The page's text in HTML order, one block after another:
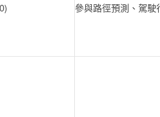
參與路徑預測、駕